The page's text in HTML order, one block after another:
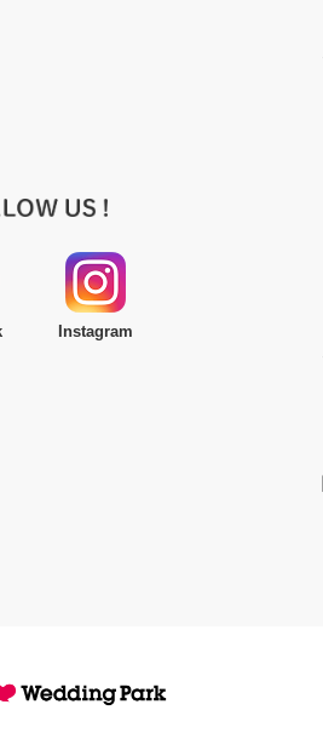
Instagram